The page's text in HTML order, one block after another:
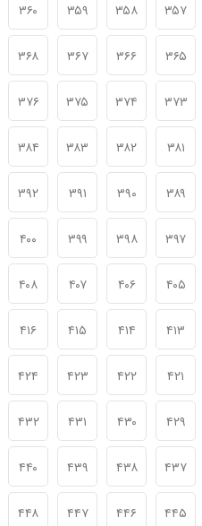
۳۵۷ ۳۵۸ ۳۵۹ ۳۶۰
۳۶۵ ۳۶۶ ۳۶۷ ۳۶۸
۳۷۳ ۳۷۴ ۳۷۵ ۳۷۶
۳۸۱ ۳۸۲ ۳۸۳ ۳۸۴
۳۸۹ ۳۹۰ ۳۹۱ ۳۹۲
۳۹۷ ۳۹۸ ۳۹۹ ۴۰۰
۴۰۵ ۴۰۶ ۴۰۷ ۴۰۸
۴۱۳ ۴۱۴ ۴۱۵ ۴۱۶
۴۲۱ ۴۲۲ ۴۲۳ ۴۲۴
۴۲۹ ۴۳۰ ۴۳۱ ۴۳۲
۴۳۷ ۴۳۸ ۴۳۹ ۴۴۰
۴۴۵ ۴۴۶ ۴۴۷ ۴۴۸